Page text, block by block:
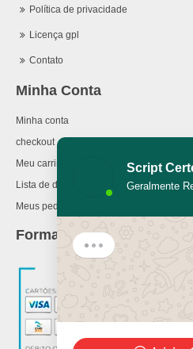
Política de privacidade
Licença gpl
Contato
Minha Conta
Minha conta
checkout
Meu carrinho
Lista de desejos
Meus pedidos
Formas de Pagamento
Script
Geralmente